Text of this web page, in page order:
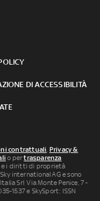
DI ACCESSIBILITÀ
contrattuali, Privacy &
o pertrasparenza
e i diritti di proprietà
international AG e sono
Srl Via Monte Penice, 7 -
1537 e SkySport: ISSN